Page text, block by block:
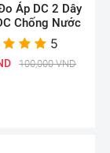
Áp DC 2 Dây
Chống Nước
5
100,000 VND